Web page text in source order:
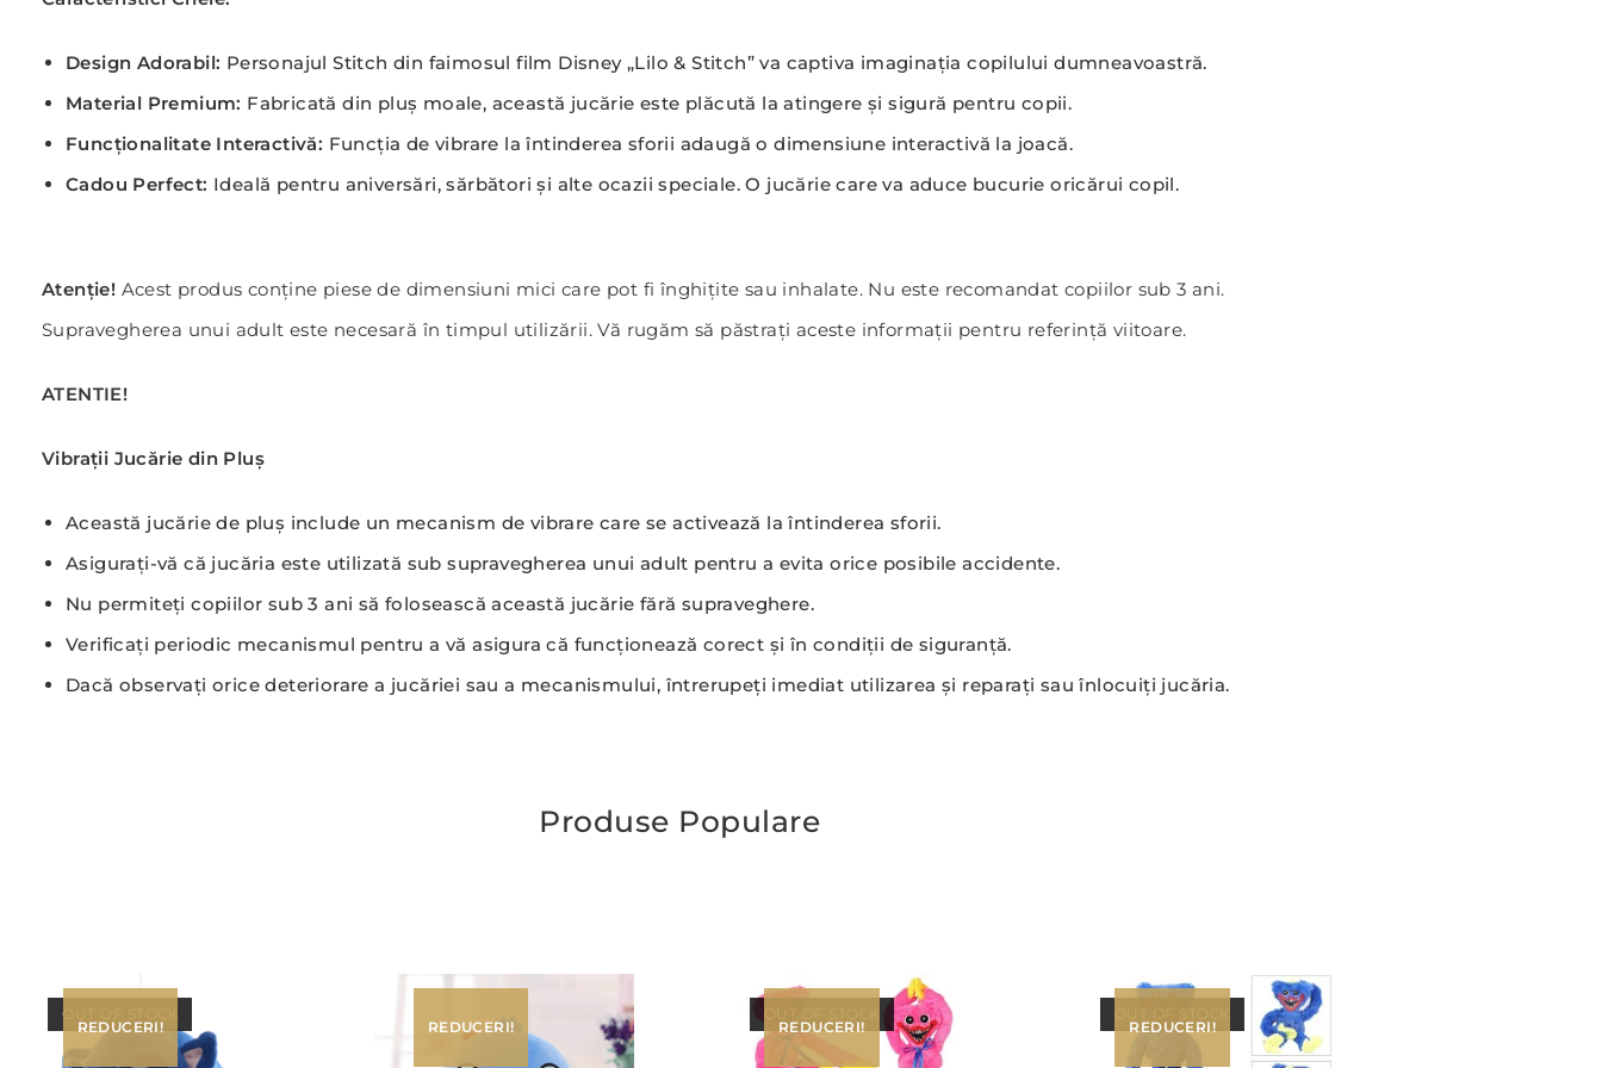
Design Adorabil: Personajul Stitch din faimosul film Disney „Lilo & Stitch” va captiva imaginația copilului dumneavoastră.
Material Premium: Fabricată din pluș moale, această jucărie este plăcută la atingere și sigură pentru copii.
Funcționalitate Interactivă: Funcția de vibrare la întinderea sforii adaugă o dimensiune interactivă la joacă.
Cadou Perfect: Ideală pentru aniversări, sărbători și alte ocazii speciale. O jucărie care va aduce bucurie oricărui copil.
Atenție! Acest produs conține piese de dimensiuni mici care pot fi înghițite sau inhalate. Nu este recomandat copiilor sub 3 ani.
Supravegherea unui adult este necesară în timpul utilizării. Vă rugăm să păstrați aceste informații pentru referință viitoare.
ATENTIE!
Vibrații Jucărie din Pluș
Această jucărie de pluș include un mecanism de vibrare care se activează la întinderea sforii.
Asigurați-vă că jucăria este utilizată sub supravegherea unui adult pentru a evita orice posibile accidente.
Nu permiteți copiilor sub 3 ani să folosească această jucărie fără supraveghere.
Verificați periodic mecanismul pentru a vă asigura că funcționează corect și în condiții de siguranță.
Dacă observați orice deteriorare a jucăriei sau a mecanismului, întrerupeți imediat utilizarea și reparați sau înlocuiți jucăria.
Produse Populare
OUT OF STOCK
REDUCERI! REDUCERI! REDUCERI! REDUCERI!